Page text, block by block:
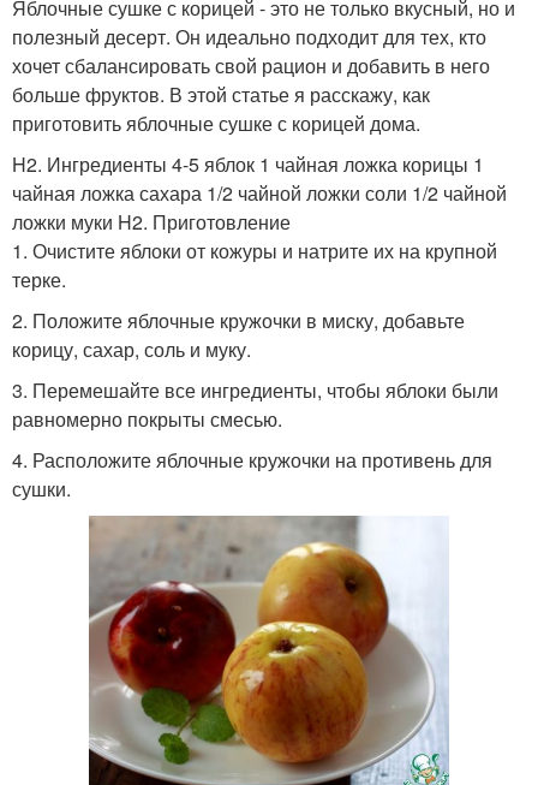
Яблочные сушке с корицей - это не только вкусный, но и
полезный десерт. Он идеально подходит для тех, кто
хочет сбалансировать свой рацион и добавить в него
больше фруктов. В этой статье я расскажу, как
приготовить яблочные сушке с корицей дома.
H2. Ингредиенты 4-5 яблок 1 чайная ложка корицы 1
чайная ложка сахара 1/2 чайной ложки соли 1/2 чайной
ложки муки H2. Приготовление
1. Очистите яблоки от кожуры и натрите их на крупной
терке.
2. Положите яблочные кружочки в миску, добавьте
корицу, сахар, соль и муку.
3. Перемешайте все ингредиенты, чтобы яблоки были
равномерно покрыты смесью.
4. Расположите яблочные кружочки на противень для
сушки.